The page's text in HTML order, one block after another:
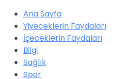
Ana Sayfa
Yiyeceklerin Faydaları
İçeceklerin Faydaları
Bilgi
Sağlık
Spor